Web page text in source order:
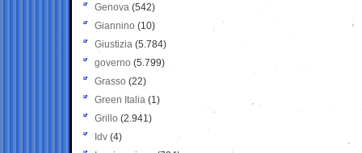
Genova (542)
Giannino (10)
Giustizia (5.784)
governo (5.799)
Grasso (22)
Green Italia (1)
Grillo (2.941)
Idv (4)